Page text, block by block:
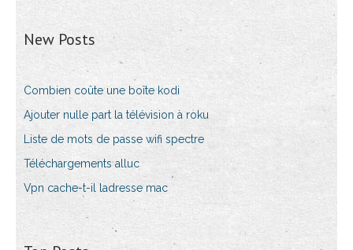
New Posts
Combien coûte une boîte kodi
Ajouter nulle part la télévision à roku
Liste de mots de passe wifi spectre
Téléchargements alluc
Vpn cache-t-il ladresse mac